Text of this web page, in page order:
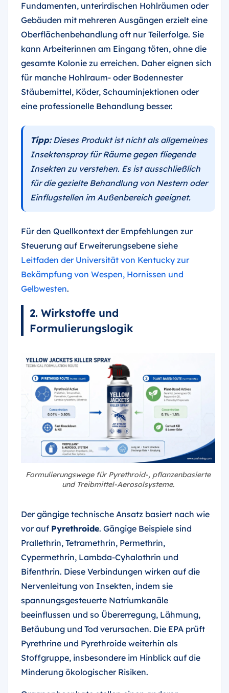
Fundamenten, unterirdischen Hohlräumen oder
Gebäuden mit mehreren Ausgängen erzielt eine
Oberflächenbehandlung oft nur Teilerfolge. Sie
kann Arbeiterinnen am Eingang töten, ohne die
gesamte Kolonie zu erreichen. Daher eignen sich
für manche Hohlraum- oder Bodennester
Stäubemittel, Köder, Schauminjektionen oder
eine professionelle Behandlung besser.
Tipp:Dieses Produkt ist nicht als allgemeines
Insektenspray für Räume gegen fliegende
Insekten zu verstehen. Es ist ausschließlich
für die gezielte Behandlung von Nestern oder
Einflugstellen im Außenbereich geeignet.
Für den Quellkontext der Empfehlungen zur
Steuerung auf Erweiterungsebene siehe
Leitfaden der Universität von Kentucky zur
Bekämpfung von Wespen, Hornissen und
Gelbwesten.
2. Wirkstoffe und
Formulierungslogik
Formulierungswege für Pyrethroid-, pflanzenbasierte
und Treibmittel-Aerosolsysteme.
Der gängige technische Ansatz basiert nach wie
vor auf Pyrethroide. Gängige Beispiele sind
Prallethrin, Tetramethrin, Permethrin,
Cypermethrin, Lambda-Cyhalothrin und
Bifenthrin. Diese Verbindungen wirken auf die
Nervenleitung von Insekten, indem sie
spannungsgesteuerte Natriumkanäle
beeinflussen und so Übererregung, Lähmung,
Betäubung und Tod verursachen. Die EPA prüft
Pyrethrine und Pyrethroide weiterhin als
Stoffgruppe, insbesondere im Hinblick auf die
Minderung ökologischer Risiken.